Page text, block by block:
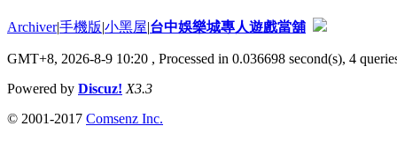
Archiver|手機版|小黑屋|台中娛樂城專人遊戲當舖
GMT+8, 2026-8-9 10:20 , Processed in 0.036698 second(s), 4
Powered by Discuz! X3.3
© 2001-2017 Comsenz Inc.